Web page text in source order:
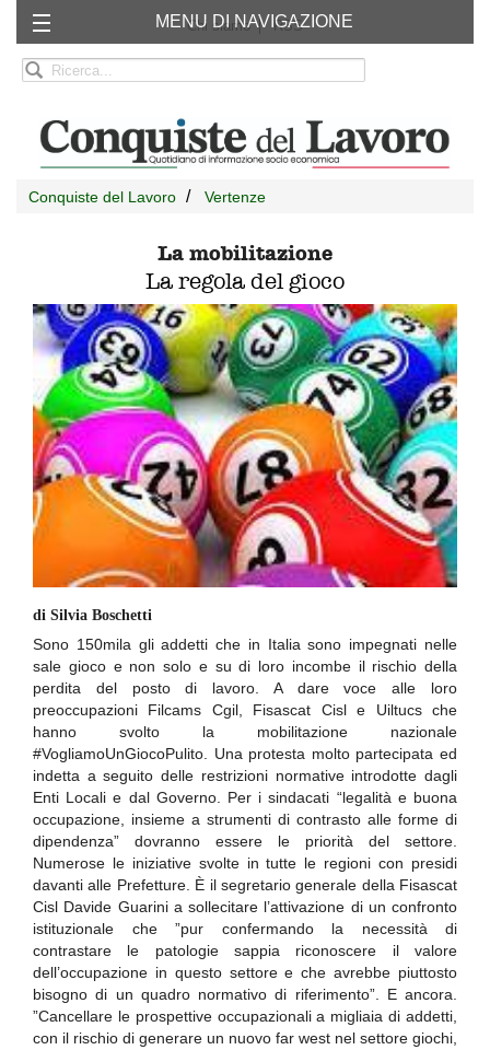
Chi siamo RSS
MENU DI NAVIGAZIONE
Conquiste del Lavoro Vertenze
La mobilitazione
La regola del gioco
di Silvia Boschetti
Sono 150mila gli addetti che in Italia sono impegnati nelle
sale gioco e non solo e su di loro incombe il rischio della
perdita del posto di lavoro. A dare voce alle loro
preoccupazioni Filcams Cgil, Fisascat Cisl e Uiltucs che
hanno svolto la mobilitazione nazionale
#VogliamoUnGiocoPulito. Una protesta molto partecipata ed
indetta a seguito delle restrizioni normative introdotte dagli
Enti Locali e dal Governo. Per i sindacati “legalità e buona
occupazione, insieme a strumenti di contrasto alle forme di
dipendenza” dovranno essere le priorità del settore.
Numerose le iniziative svolte in tutte le regioni con presidi
davanti alle Prefetture. È il segretario generale della Fisascat
Cisl Davide Guarini a sollecitare l’attivazione di un confronto
istituzionale che ”pur confermando la necessità di
contrastare le patologie sappia riconoscere il valore
dell’occupazione in questo settore e che avrebbe piuttosto
bisogno di un quadro normativo di riferimento”. E ancora.
”Cancellare le prospettive occupazionali a migliaia di addetti,
con il rischio di generare un nuovo far west nel settore giochi,